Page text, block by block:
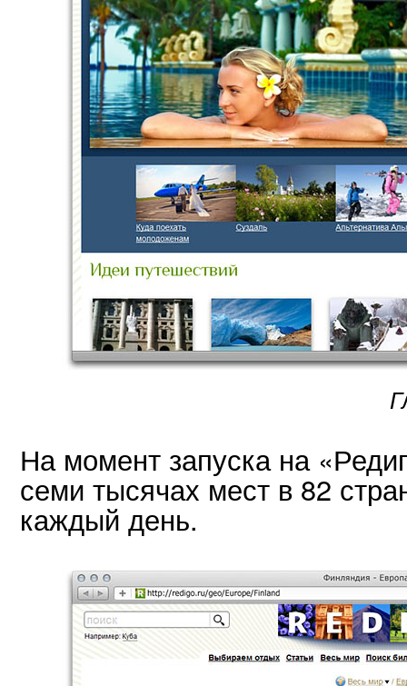
На момент запуска на
семи тысячах мест в 82
каждый день.